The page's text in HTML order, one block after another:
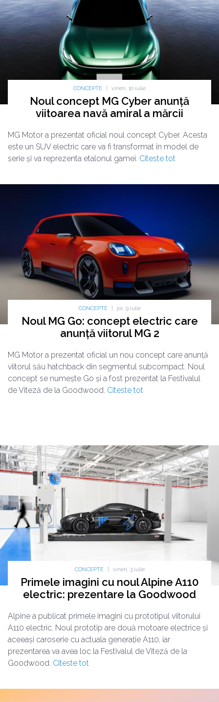
CONCEPTE vineri, 10 iulie
Noul concept MG Cyber anunță
viitoarea navă amiral a mărcii
MG Motor a prezentat oficial noul concept Cyber. Acesta
este un SUV electric care va fi transformat în model de
serie și va reprezenta etalonul gamei. Citeste tot
CONCEPTE joi, 9 iulie
Noul MG Go: concept electric care
anunță viitorul MG 2
MG Motor a prezentat oficial un nou concept care anunță
viitorul său hatchback din segmentul subcompact. Noul
concept se numește Go și a fost prezentat la Festivalul
de Viteză de la Goodwood. Citeste tot
CONCEPTE vineri, 3 iulie
Primele imagini cu noul Alpine A110
electric: prezentare la Goodwood
Alpine a publicat primele imagini cu prototipul viitorului
A110 electric. Noul prototip are două motoare electrice și
aceeași caroserie cu actuala generație A110, iar
prezentarea va avea loc la Festivalul de Viteză de la
Goodwood. Citeste tot